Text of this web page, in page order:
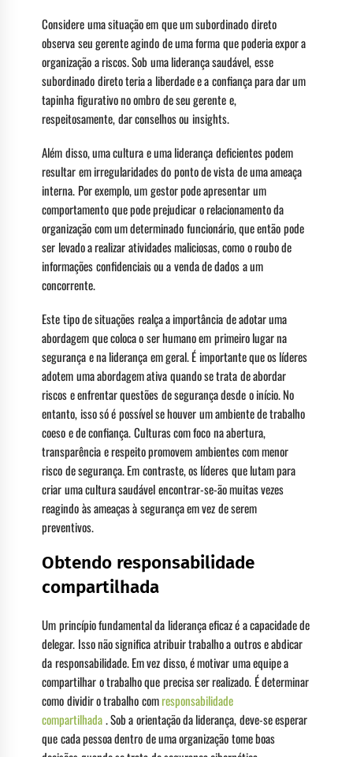
Considere uma situação em que um subordinado direto
observa seu gerente agindo de uma forma que poderia expor a
organização a riscos. Sob uma liderança saudável, esse
subordinado direto teria a liberdade e a confiança para dar um
tapinha figurativo no ombro de seu gerente e,
respeitosamente, dar conselhos ou insights.
Além disso, uma cultura e uma liderança deficientes podem
resultar em irregularidades do ponto de vista de uma ameaça
interna. Por exemplo, um gestor pode apresentar um
comportamento que pode prejudicar o relacionamento da
organização com um determinado funcionário, que então pode
ser levado a realizar atividades maliciosas, como o roubo de
informações confidenciais ou a venda de dados a um
concorrente.
Este tipo de situações realça a importância de adotar uma
abordagem que coloca o ser humano em primeiro lugar na
segurança e na liderança em geral. É importante que os líderes
adotem uma abordagem ativa quando se trata de abordar
riscos e enfrentar questões de segurança desde o início. No
entanto, isso só é possível se houver um ambiente de trabalho
coeso e de confiança. Culturas com foco na abertura,
transparência e respeito promovem ambientes com menor
risco de segurança. Em contraste, os líderes que lutam para
criar uma cultura saudável encontrar-se-ão muitas vezes
reagindo às ameaças à segurança em vez de serem
preventivos.
Obtendo responsabilidade
compartilhada
Um princípio fundamental da liderança eficaz é a capacidade de
delegar. Isso não significa atribuir trabalho a outros e abdicar
da responsabilidade. Em vez disso, é motivar uma equipe a
compartilhar o trabalho que precisa ser realizado. É determinar
como dividir o trabalho comresponsabilidade
compartilhada. Sob a orientação da liderança, deve-se esperar
que cada pessoa dentro de uma organização tome boas